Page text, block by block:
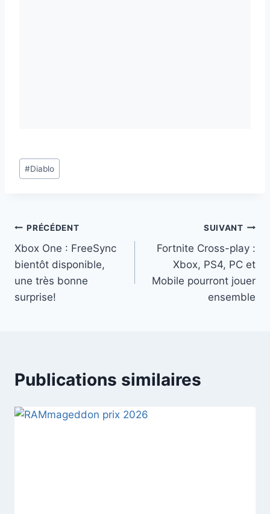
Étiquettes
de
#Diablo
Navigation
de
l’article
PRÉCÉDENT
Xbox One : FreeSync
bientôt disponible,
une très bonne
surprise!
SUIVANT
Fortnite Cross-play :
Xbox, PS4, PC et
Mobile pourront jouer
ensemble
Publications similaires